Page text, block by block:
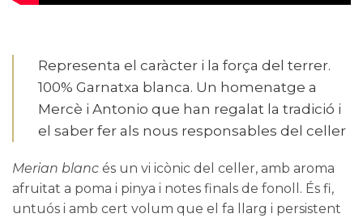
Representa el caràcter i la força del terrer.
100% Garnatxa blanca. Un homenatge a
Mercè i Antonio que han regalat la tradició i
el saber fer als nous responsables del celler
Merian blanc és un vi icònic del celler, amb aroma
afruitat a poma i pinya i notes finals de fonoll. És fi,
untuós i amb cert volum que el fa llarg i persistent